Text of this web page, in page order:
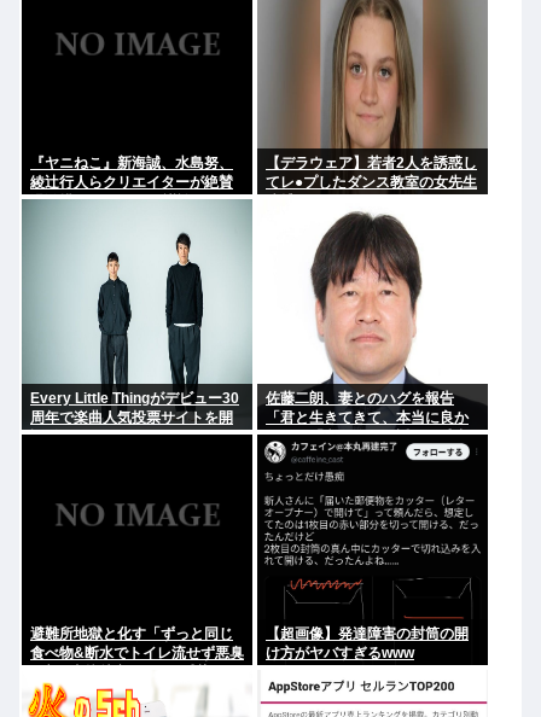
『ヤニねこ』新海誠、水島努、
綾辻行人らクリエイターが絶賛
過激描写はBPOでも議論に
【デラウェア】若者2人を誘惑し
てレ●プしたダンス教室の女先生
Every Little Thingがデビュー30
周年で楽曲人気投票サイトを開
設 俺はもちろんFace the
佐藤二朗、妻とのハグを報告
「君と生きてきて、本当に良か
った」「文〇砲より遥かに威力
は弱いが、僕のノロケ砲をお見
舞いする」
避難所地獄と化す「ずっと同じ
食べ物&断水でトイレ流せず悪臭
【超画像】発達障害の封筒の開
け方がヤバすぎるwww